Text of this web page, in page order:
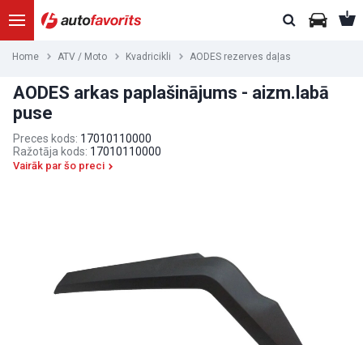
Home ATV / Moto Kvadricikli AODES rezerves daļas
AODES arkas paplašinājums - aizm.labā
puse
Preces kods: 17010110000
Ražotāja kods: 17010110000
Vairāk par šo preci